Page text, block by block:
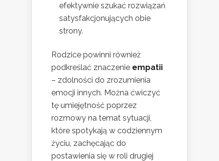
efektywnie szukać rozwiązań
satysfakcjonujących obie
strony.
Rodzice powinni również
podkreślać znaczenie empatii
– zdolności do zrozumienia
emocji innych. Można ćwiczyć
tę umiejętność poprzez
rozmowy na temat sytuacji,
które spotykają w codziennym
życiu, zachęcając do
postawienia się w roli drugiej